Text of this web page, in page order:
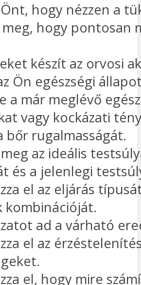
hogy nézzen a
meg, hogy pontosan
készít az orvosi
Ön egészségi
a már meglévő
vagy kockázati
bőr rugalmasságát.
az ideális
és a jelenlegi
el az eljárás
kombinációját.
ad a várható
el az
el, hogy mire